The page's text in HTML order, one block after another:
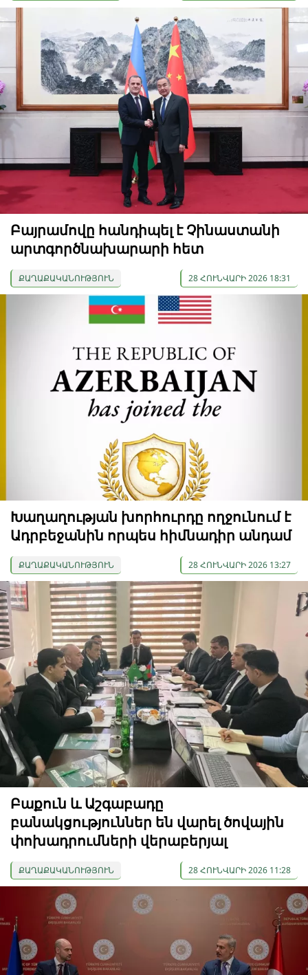
Բայրամովը հանդիպել է Չինաստանի
արտգործնախարարի հետ
ՔԱՂԱՔԱԿԱՆՈՒԹՅՈՒՆ 28 ՀՈՒՆՎԱՐԻ 2026 18:31
Խաղաղության խորհուրդը ողջունում է
Ադրբեջանին որպես հիմնադիր անդամ
ՔԱՂԱՔԱԿԱՆՈՒԹՅՈՒՆ 28 ՀՈՒՆՎԱՐԻ 2026 13:27
Բաքուն և Աշգաբադը
բանակցություններ են վարել ծովային
փոխադրումների վերաբերյալ
ՔԱՂԱՔԱԿԱՆՈՒԹՅՈՒՆ 28 ՀՈՒՆՎԱՐԻ 2026 11:28